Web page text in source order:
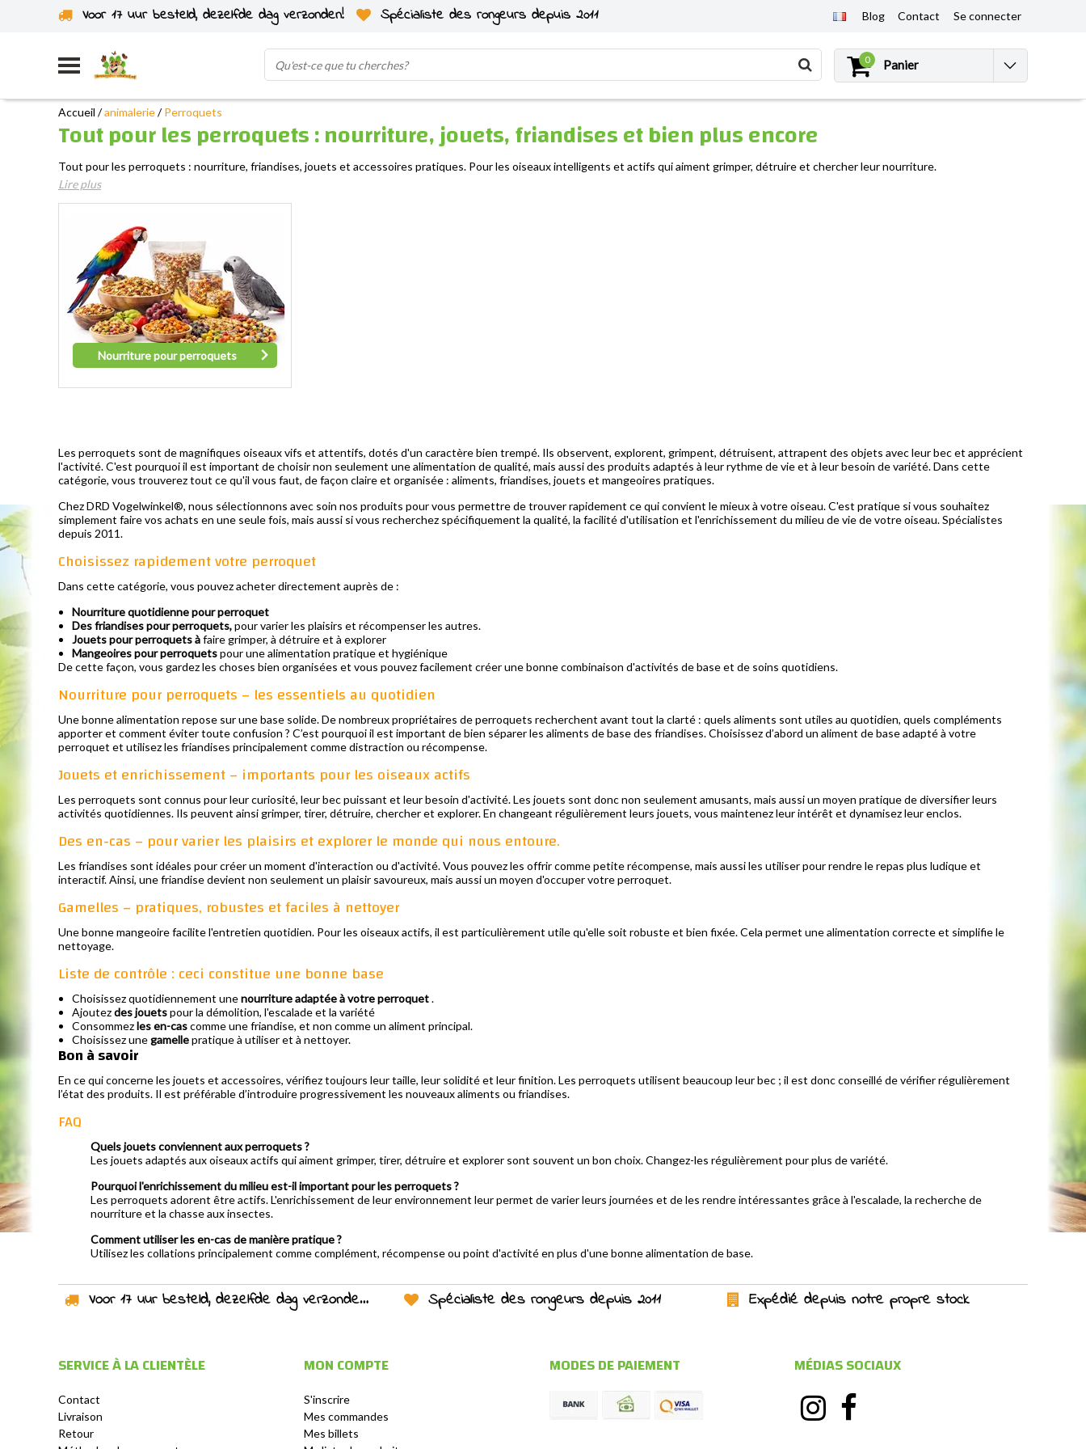
Voor 17 uur besteld, dezelfde dag verzonden!
Spécialiste des rongeurs depuis 2011
Expédié depuis notre propre stock
Blog Contact Se connecter
0 Panier
Accueil /animalerie/Perroquets
Tout pour les perroquets : nourriture, jouets, friandises et bien plus encore
Tout pour les perroquets : nourriture, friandises, jouets et accessoires pratiques. Pour les oiseaux intelligents et actifs qui aiment grimper, détruire et chercher leur nourriture.
Lire plus
Nourriture pour perroquets
Les perroquets sont de magnifiques oiseaux vifs et attentifs, dotés d'un caractère bien trempé. Ils observent, explorent, grimpent, détruisent, attrapent des objets avec leur bec et apprécient
l'activité. C'est pourquoi il est important de choisir non seulement une alimentation de qualité, mais aussi des produits adaptés à leur rythme de vie et à leur besoin de variété. Dans cette
catégorie, vous trouverez tout ce qu'il vous faut, de façon claire et organisée : aliments, friandises, jouets et mangeoires pratiques.
Chez DRD Vogelwinkel®, nous sélectionnons avec soin nos produits pour vous permettre de trouver rapidement ce qui convient le mieux à votre oiseau. C'est pratique si vous souhaitez
simplement faire vos achats en une seule fois, mais aussi si vous recherchez spécifiquement la qualité, la facilité d'utilisation et l'enrichissement du milieu de vie de votre oiseau. Spécialistes
depuis 2011.
Choisissez rapidement votre perroquet
Dans cette catégorie, vous pouvez acheter directement auprès de :
Nourriture quotidienne pour perroquet
Des friandises pour perroquets,pour varier les plaisirs et récompenser les autres.
Jouets pour perroquets àfaire grimper, à détruire et à explorer
Mangeoires pour perroquetspour une alimentation pratique et hygiénique
De cette façon, vous gardez les choses bien organisées et vous pouvez facilement créer une bonne combinaison d'activités de base et de soins quotidiens.
Nourriture pour perroquets – les essentiels au quotidien
Une bonne alimentation repose sur une base solide. De nombreux propriétaires de perroquets recherchent avant tout la clarté : quels aliments sont utiles au quotidien, quels compléments
apporter et comment éviter toute confusion ? C’est pourquoi il est important de bien séparer les aliments de base des friandises. Choisissez d’abord un aliment de base adapté à votre
perroquet et utilisez les friandises principalement comme distraction ou récompense.
Jouets et enrichissement – importants pour les oiseaux actifs
Les perroquets sont connus pour leur curiosité, leur bec puissant et leur besoin d'activité. Les jouets sont donc non seulement amusants, mais aussi un moyen pratique de diversifier leurs
activités quotidiennes. Ils peuvent ainsi grimper, tirer, détruire, chercher et explorer. En changeant régulièrement leurs jouets, vous maintenez leur intérêt et dynamisez leur enclos.
Des en-cas – pour varier les plaisirs et explorer le monde qui nous entoure.
Les friandises sont idéales pour créer un moment d'interaction ou d'activité. Vous pouvez les offrir comme petite récompense, mais aussi les utiliser pour rendre le repas plus ludique et
interactif. Ainsi, une friandise devient non seulement un plaisir savoureux, mais aussi un moyen d'occuper votre perroquet.
Gamelles – pratiques, robustes et faciles à nettoyer
Une bonne mangeoire facilite l'entretien quotidien. Pour les oiseaux actifs, il est particulièrement utile qu'elle soit robuste et bien fixée. Cela permet une alimentation correcte et simplifie le
nettoyage.
Liste de contrôle : ceci constitue une bonne base
Choisissez quotidiennement unenourriture adaptée à votre perroquet.
Ajoutezdes jouetspour la démolition, l'escalade et la variété
Consommezles en-cascomme une friandise, et non comme un aliment principal.
Choisissez unegamellepratique à utiliser et à nettoyer.
Bon à savoir
En ce qui concerne les jouets et accessoires, vérifiez toujours leur taille, leur solidité et leur finition. Les perroquets utilisent beaucoup leur bec ; il est donc conseillé de vérifier régulièrement
l’état des produits. Il est préférable d’introduire progressivement les nouveaux aliments ou friandises.
FAQ
Quels jouets conviennent aux perroquets ?
Les jouets adaptés aux oiseaux actifs qui aiment grimper, tirer, détruire et explorer sont souvent un bon choix. Changez-les régulièrement pour plus de variété.
Pourquoi l'enrichissement du milieu est-il important pour les perroquets ?
Les perroquets adorent être actifs. L'enrichissement de leur environnement leur permet de varier leurs journées et de les rendre intéressantes grâce à l'escalade, la recherche de
nourriture et la chasse aux insectes.
Comment utiliser les en-cas de manière pratique ?
Utilisez les collations principalement comme complément, récompense ou point d'activité en plus d'une bonne alimentation de base.
Voor 17 uur besteld, dezelfde dag verzonden! Spécialiste des rongeurs depuis 2011 Expédié depuis notre propre stock
SERVICE À LA CLIENTÈLE
Contact
Livraison
Retour
MON COMPTE
S'inscrire
Mes commandes
Mes billets
MODES DE PAIEMENT MÉDIAS SOCIAUX